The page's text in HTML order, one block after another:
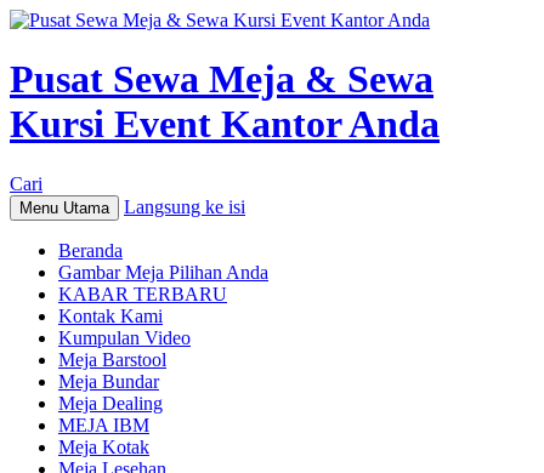
Pusat Sewa Meja & Sewa
Kursi Event Kantor Anda
Cari
Menu Utama Langsung ke isi
Beranda
Gambar Meja Pilihan Anda
KABAR TERBARU
Kontak Kami
Kumpulan Video
Meja Barstool
Meja Bundar
Meja Dealing
MEJA IBM
Meja Kotak
Meja Lesehan